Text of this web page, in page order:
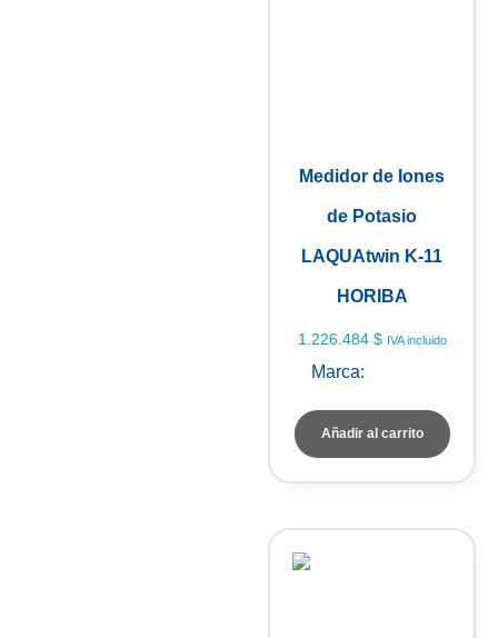
Medidor de Iones
de Potasio
LAQUAtwin K-11
HORIBA
1.226.484 $ IVA incluido
Marca:
Añadir al carrito